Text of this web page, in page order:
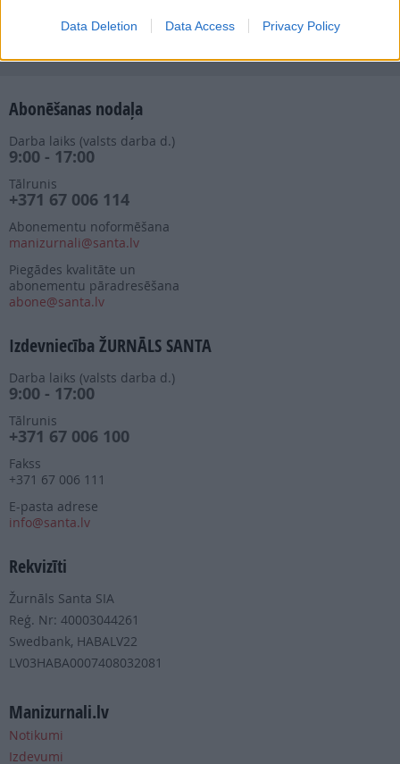
Data Deletion Data Access Privacy Policy
Abonēšanas nodaļa
Darba laiks (valsts darba d.)
9:00 - 17:00
Tālrunis
+371 67 006 114
Abonementu noformēšana
manizurnali@santa.lv
Piegādes kvalitāte un
abonementu pāradresēšana
abone@santa.lv
Izdevniecība ŽURNĀLS SANTA
Darba laiks (valsts darba d.)
9:00 - 17:00
Tālrunis
+371 67 006 100
Fakss
+371 67 006 111
E-pasta adrese
info@santa.lv
Rekvizīti
Žurnāls Santa SIA
Reģ. Nr: 40003044261
Swedbank, HABALV22
LV03HABA0007408032081
Manizurnali.lv
Notikumi
Izdevumi